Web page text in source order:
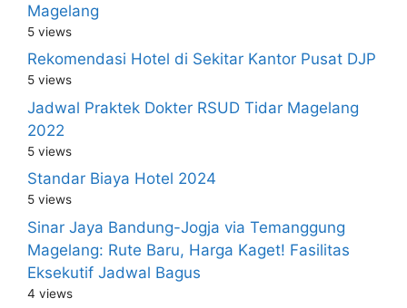
Magelang
5 views
Rekomendasi Hotel di Sekitar Kantor Pusat DJP
5 views
Jadwal Praktek Dokter RSUD Tidar Magelang
2022
5 views
Standar Biaya Hotel 2024
5 views
Sinar Jaya Bandung-Jogja via Temanggung
Magelang: Rute Baru, Harga Kaget! Fasilitas
Eksekutif Jadwal Bagus
4 views